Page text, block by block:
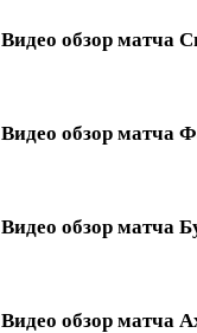
Видео обзор матча
Видео обзор матча
Видео обзор матча
Видео обзор матча